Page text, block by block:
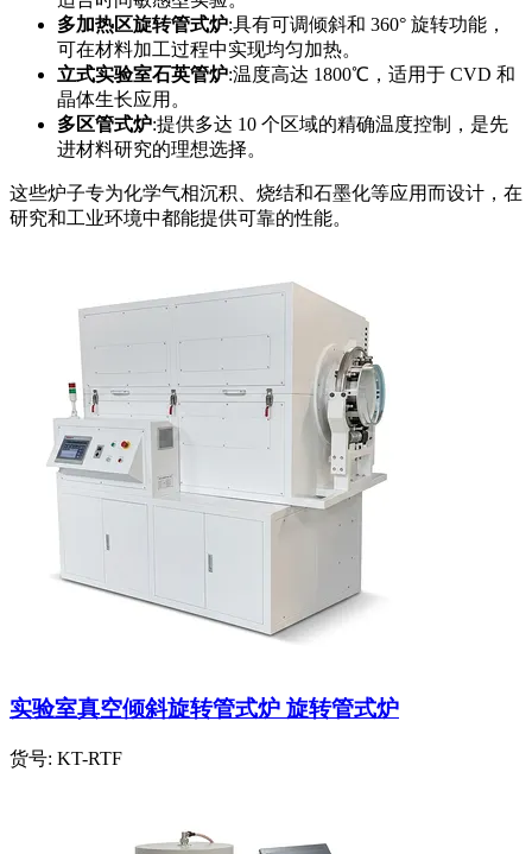
多加热区旋转管式炉:具有可调倾斜和 360° 旋转功能，
可在材料加工过程中实现均匀加热。
立式实验室石英管炉:温度高达 1800℃，适用于 CVD 和
晶体生长应用。
多区管式炉:提供多达 10 个区域的精确温度控制，是先
进材料研究的理想选择。
这些炉子专为化学气相沉积、烧结和石墨化等应用而设计，在
研究和工业环境中都能提供可靠的性能。
实验室真空倾斜旋转管式炉 旋转管式炉
货号: KT-RTF